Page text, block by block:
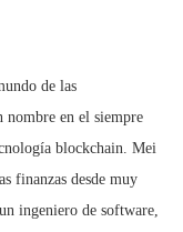
de las
nombre en el siempre
blockchain. Mei
finanzas desde muy
ingeniero de software,